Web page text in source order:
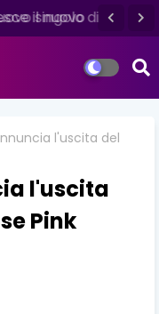
il nuovo
l'uscita del
l'uscita
Pink